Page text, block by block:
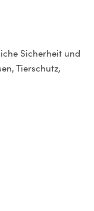
Sicherheit und
Tierschutz,